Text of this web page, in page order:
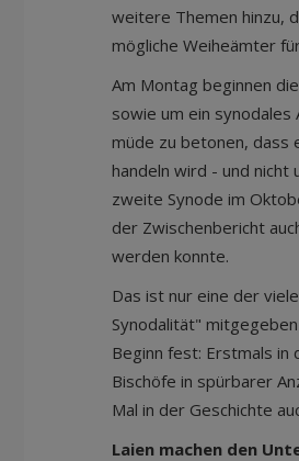
weitere Themen hinzu,
mögliche Weiheämter
Am Montag beginnen
sowie um ein
müde zu betonen, dass
handeln wird - und nicht
zweite Synode im
der Zwischenbericht
werden konnte.
Das ist nur eine der
Synodalität"
Beginn fest: Erstmals in
Bischöfe in spürbarer
Mal in der Geschichte
Laien machen den